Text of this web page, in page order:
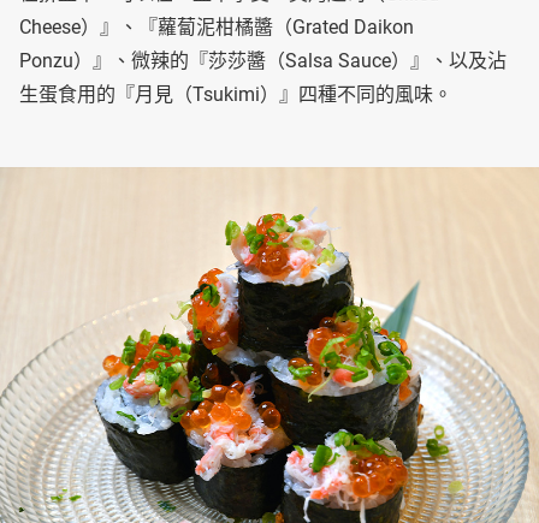
Cheese）』、『蘿蔔泥柑橘醬（Grated Daikon
Ponzu）』、微辣的『莎莎醬（Salsa Sauce）』、以及沾
生蛋食用的『月見（Tsukimi）』四種不同的風味。